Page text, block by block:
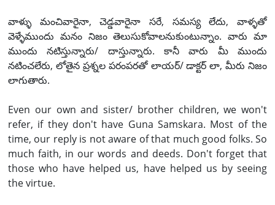
వాళ్ళు మంచివారైనా, చెడ్డవారైనా సరే, సమస్య లేదు, వాళ్ళతో
వెళ్ళేముందు మనం నిజం తెలుసుకోవాలనుకుంటున్నాం. వారు మా
ముందు నటిస్తున్నారు/ దాస్తున్నారు. కానీ వారు మీ ముందు
నటించలేరు, లోతైన ప్రశ్నల పరంపరతో లాయర్/ డాక్టర్ లా, మీరు నిజం
లాగుతారు.
Even our own and sister/ brother children, we won't
refer, if they don't have Guna Samskara. Most of the
time, our reply is not aware of that much good folks. So
much faith, in our words and deeds. Don't forget that
those who have helped us, have helped us by seeing
the virtue.